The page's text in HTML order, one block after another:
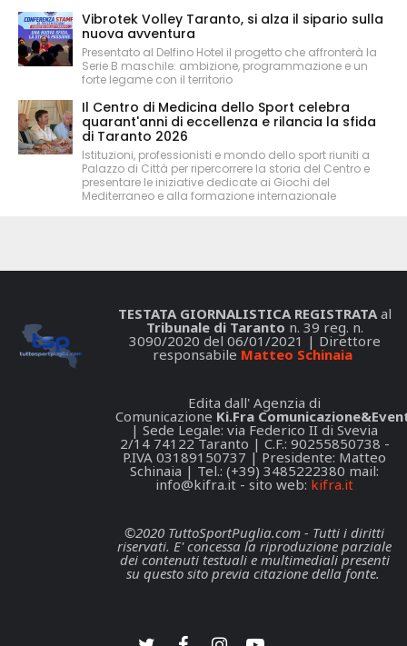
Vibrotek Volley Taranto, si alza il sipario sulla
nuova avventura
Presentato al Delfino Hotel il progetto che affronterà la
Serie B maschile: ambizione, programmazione e un
forte legame con il territorio
Il Centro di Medicina dello Sport celebra
quarant'anni di eccellenza e rilancia la sfida
di Taranto 2026
Istituzioni, professionisti e mondo dello sport riuniti a
Palazzo di Città per ripercorrere la storia del Centro e
presentare le iniziative dedicate ai Giochi del
Mediterraneo e alla formazione internazionale
TESTATA GIORNALISTICA REGISTRATAal
Tribunale di Taranto n. 39 reg. n.
3090/2020 del 06/01/2021 | Direttore
responsabile Matteo Schinaia
Edita dall' Agenzia di
Comunicazione Ki.Fra
| Sede Legale: via Federico II di Svevia
2/14 74122 Taranto | C.F.: 90255850738 -
P.IVA 03189150737 | Presidente: Matteo
Schinaia | Tel.: (+39) 3485222380 mail:
info@kifra.it - sito web: kifra.it
©2020 TuttoSportPuglia.com - Tutti i diritti
riservati. E' concessa la riproduzione parziale
dei contenuti testuali e multimediali presenti
su questo sito previa citazione della fonte.